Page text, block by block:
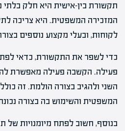
תקשורת בין-אישית היא חלק
המזכירה המשפטית. היא צריכה
לקוחות, ובעלי מקצוע נוספים
כדי לשפר את התקשורת, כדאי
פעילה. הקשבה פעילה מאפשרת
השני ולהגיב בצורה הולמת. זה
המשפטית והשימוש בה בצורה
בנוסף, חשוב לפתח מיומנויות